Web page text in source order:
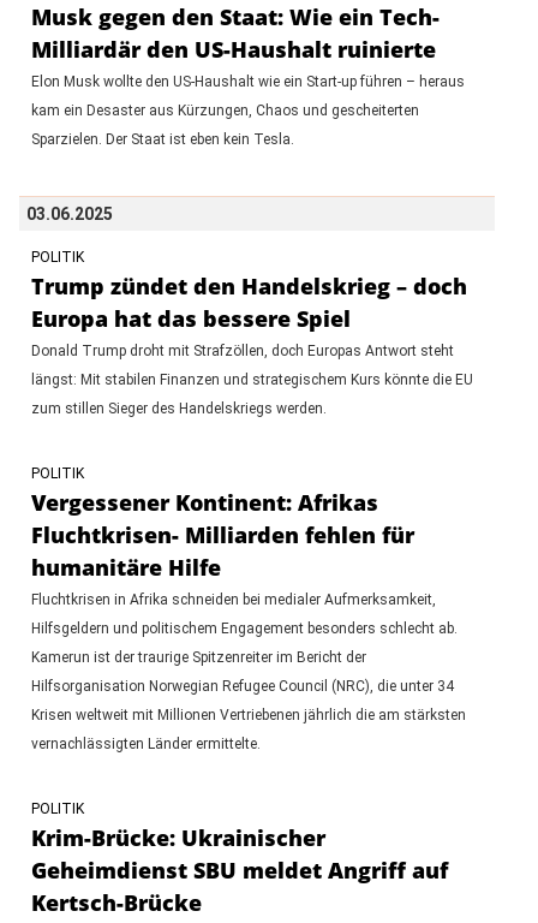
Musk gegen den Staat: Wie ein Tech-
Milliardär den US-Haushalt ruinierte
Elon Musk wollte den US-Haushalt wie ein Start-up führen – heraus
kam ein Desaster aus Kürzungen, Chaos und gescheiterten
Sparzielen. Der Staat ist eben kein Tesla.
03.06.2025
POLITIK
Trump zündet den Handelskrieg – doch
Europa hat das bessere Spiel
Donald Trump droht mit Strafzöllen, doch Europas Antwort steht
längst: Mit stabilen Finanzen und strategischem Kurs könnte die EU
zum stillen Sieger des Handelskriegs werden.
POLITIK
Vergessener Kontinent: Afrikas
Fluchtkrisen- Milliarden fehlen für
humanitäre Hilfe
Fluchtkrisen in Afrika schneiden bei medialer Aufmerksamkeit,
Hilfsgeldern und politischem Engagement besonders schlecht ab.
Kamerun ist der traurige Spitzenreiter im Bericht der
Hilfsorganisation Norwegian Refugee Council (NRC), die unter 34
Krisen weltweit mit Millionen Vertriebenen jährlich die am stärksten
vernachlässigten Länder ermittelte.
POLITIK
Krim-Brücke: Ukrainischer
Geheimdienst SBU meldet Angriff auf
Kertsch-Brücke